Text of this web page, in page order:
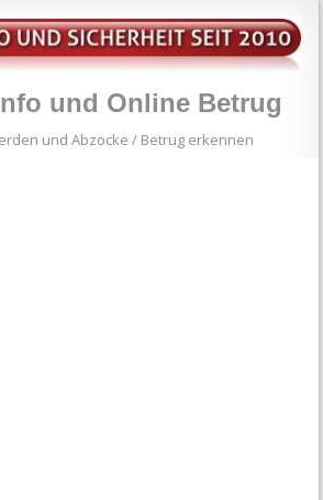
und Online Betrug
und Abzocke / Betrug erkennen